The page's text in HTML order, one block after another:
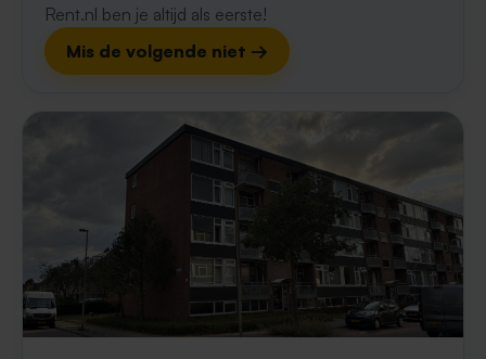
Rent.nl ben je altijd als eerste!
Mis de volgende niet →